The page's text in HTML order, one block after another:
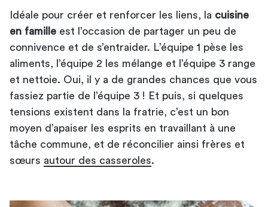
Idéale pour créer et renforcer les liens, la cuisine
en famille est l’occasion de partager un peu de
connivence et de s’entraider. L’équipe 1 pèse les
aliments, l’équipe 2 les mélange et l’équipe 3 range
et nettoie. Oui, il y a de grandes chances que vous
fassiez partie de l’équipe 3 ! Et puis, si quelques
tensions existent dans la fratrie, c’est un bon
moyen d’apaiser les esprits en travaillant à une
tâche commune, et de réconcilier ainsi frères et
sœurs autour des casseroles.